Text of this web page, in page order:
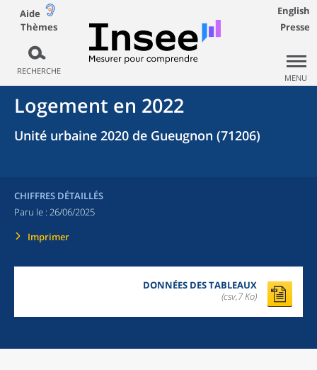
Aide
Thèmes
RECHERCHE
English
Presse
MENU
Logement en 2022
Unité urbaine 2020 de Gueugnon (71206)
CHIFFRES DÉTAILLÉS
Paru le : 26/06/2025
Imprimer
DONNÉES DES TABLEAUX
(csv,7 Ko)